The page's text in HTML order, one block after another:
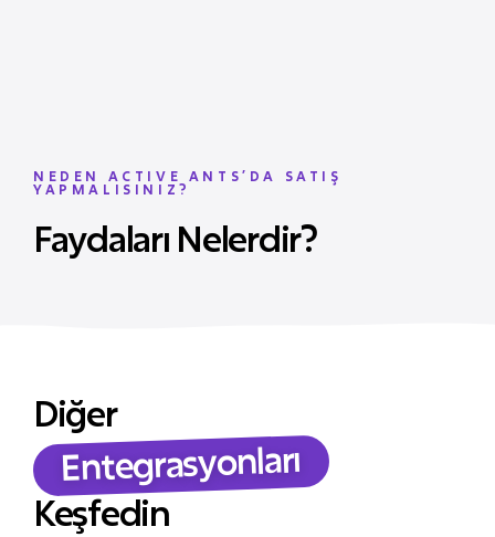
NEDEN ACTIVE ANTS’DA SATIŞ
YAPMALISINIZ?
Faydaları Nelerdir?
Diğer
Entegrasyonları
Keşfedin